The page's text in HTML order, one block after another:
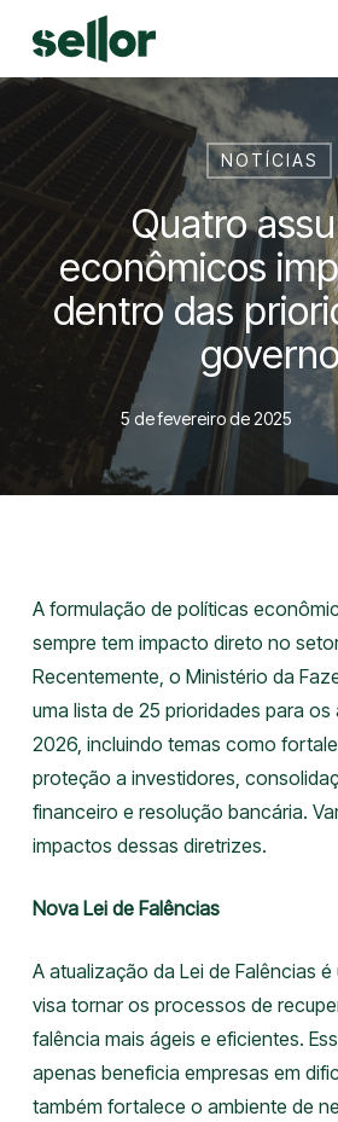
main
NOTÍCIAS
Quatro
econômicos
dentro das
5 de fevereiro de 2025
A formulação de políticas
sempre tem impacto direto no
Recentemente, o Ministério da
uma lista de 25 prioridades para
2026, incluindo temas como
proteção a investidores,
financeiro e resolução bancária.
impactos dessas diretrizes.
Nova Lei de Falências
A atualização da Lei de Falências
visa tornar os processos de
falência mais ágeis e eficientes.
apenas beneficia empresas em
também fortalece o ambiente de